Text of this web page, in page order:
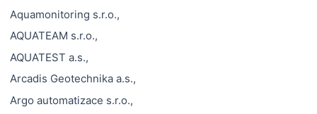
Aquamonitoring s.r.o.,
AQUATEAM s.r.o.,
AQUATEST a.s.,
Arcadis Geotechnika a.s.,
Argo automatizace s.r.o.,